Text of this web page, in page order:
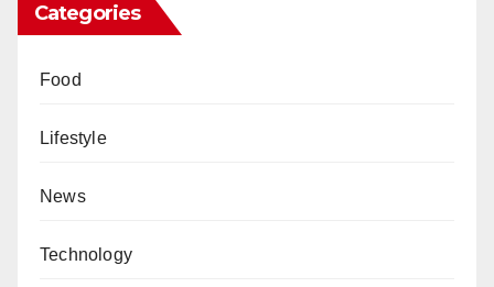
Categories
Food
Lifestyle
News
Technology